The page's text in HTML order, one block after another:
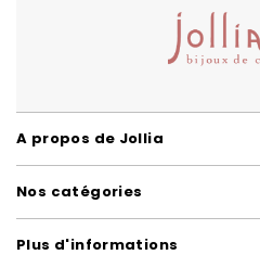
A propos de Jollia
Nos catégories
Plus d'informations